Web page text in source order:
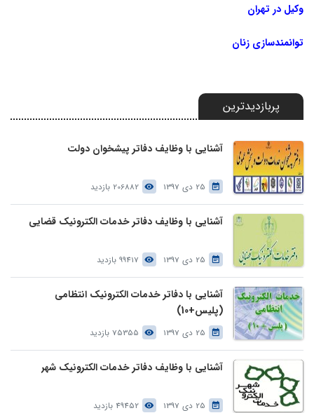
وکیل در تهران
توانمندسازی زنان
پربازدیدترین
آشنایی با وظایف دفاتر پیشخوان دولت
25 دی 1397 206882 بازدید
آشنایی با وظایف دفاتر خدمات الکترونیک قضایی
25 دی 1397 99417 بازدید
آشنایی با دفاتر خدمات الکترونیک انتظامی
(پلیس+10)
25 دی 1397 75355 بازدید
آشنایی با وظایف دفاتر خدمات الکترونیک شهر
25 دی 1397 49452 بازدید